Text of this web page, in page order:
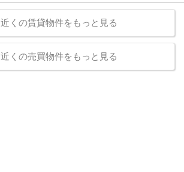
近くの賃貸物件をもっと見る
近くの売買物件をもっと見る